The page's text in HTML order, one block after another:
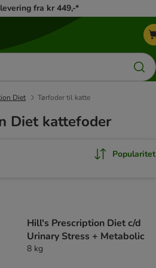
fra kr 449,-*
Diet Tørfoder til katte
Diet kattefoder
Popularitet
Hill's Prescription Diet c/d
Urinary Stress + Metabolic
8 kg